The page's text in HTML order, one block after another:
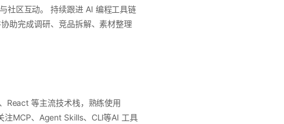
社区互动。 持续跟进 AI 编程工具链
助完成调研、竞品拆解、素材整理
React 等主流技术栈，熟练使用
MCP、Agent Skills、CLl等AI 工具